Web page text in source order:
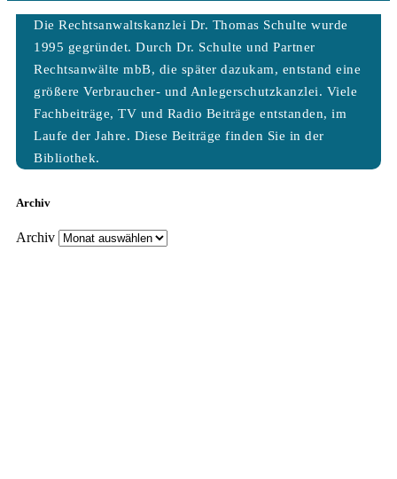
Die Rechtsanwaltskanzlei Dr. Thomas Schulte wurde
1995 gegründet. Durch Dr. Schulte und Partner
Rechtsanwälte mbB, die später dazukam, entstand eine
größere Verbraucher- und Anlegerschutzkanzlei. Viele
Fachbeiträge, TV und Radio Beiträge entstanden, im
Laufe der Jahre. Diese Beiträge finden Sie in der
Bibliothek.
Archiv
Archiv